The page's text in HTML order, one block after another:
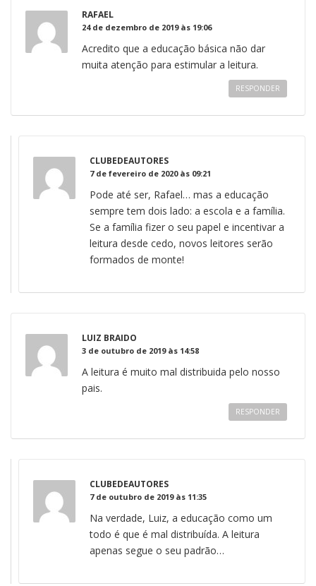
RAFAEL
24 de dezembro de 2019 às 19:06
Acredito que a educação básica não dar
muita atenção para estimular a leitura.
RESPONDER
CLUBEDEAUTORES
7 de fevereiro de 2020 às 09:21
Pode até ser, Rafael… mas a educação
sempre tem dois lado: a escola e a família.
Se a família fizer o seu papel e incentivar a
leitura desde cedo, novos leitores serão
formados de monte!
LUIZ BRAIDO
3 de outubro de 2019 às 14:58
A leitura é muito mal distribuida pelo nosso
pais.
RESPONDER
CLUBEDEAUTORES
7 de outubro de 2019 às 11:35
Na verdade, Luiz, a educação como um
todo é que é mal distribuída. A leitura
apenas segue o seu padrão…